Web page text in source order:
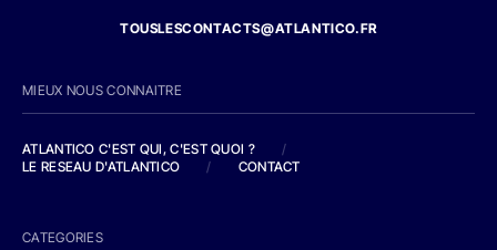
TOUSLESCONTACTS@ATLANTICO.FR
MIEUX NOUS CONNAITRE
ATLANTICO C'EST QUI, C'EST QUOI ?
/
LE RESEAU D'ATLANTICO
/ CONTACT
CATEGORIES